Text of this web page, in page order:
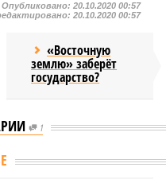
Опубликовано: 20.10.2020 00:57
20.10.2020 00:57
«Восточную
землю» заберёт
государство?
1
показывала человечеству свой